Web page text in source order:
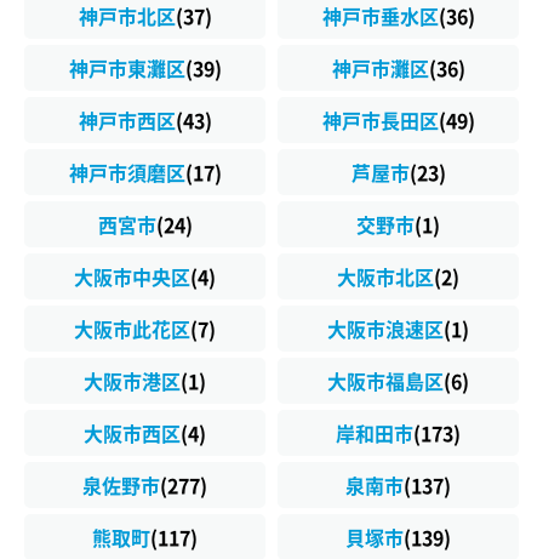
神戸市北区(37) 神戸市垂水区(36)
神戸市東灘区(39) 神戸市灘区(36)
神戸市西区(43) 神戸市長田区(49)
神戸市須磨区(17) 芦屋市(23)
西宮市(24) 交野市(1)
大阪市中央区(4) 大阪市北区(2)
大阪市此花区(7) 大阪市浪速区(1)
大阪市港区(1) 大阪市福島区(6)
大阪市西区(4) 岸和田市(173)
泉佐野市(277) 泉南市(137)
熊取町(117) 貝塚市(139)